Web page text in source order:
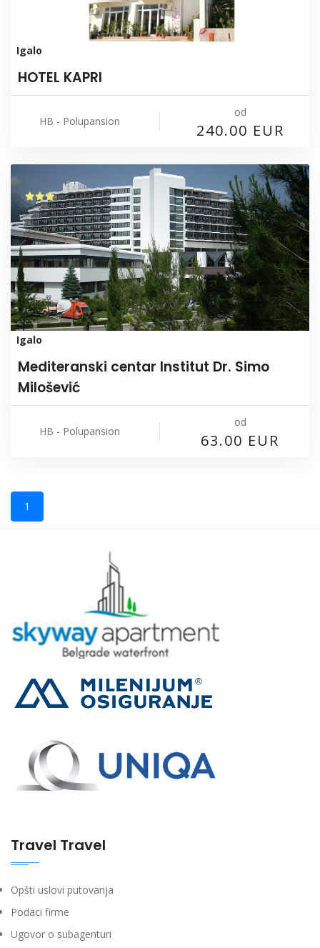
Igalo
HOTEL KAPRI
HB - Polupansion
od
240.00 EUR
Igalo
Mediteranski centar Institut Dr. Simo
Milošević
HB - Polupansion
od
63.00 EUR
1
Travel Travel
Opšti uslovi putovanja
Podaci firme
Ugovor o subagenturi